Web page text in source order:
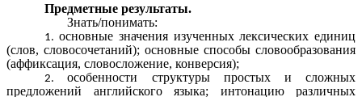
Предметные результаты.
Знать/понимать:
основные значения изученных лексических единиц
(слов, словосочетаний); основные способы словообразования
(аффиксация, словосложение, конверсия);
особенности структуры простых и сложных
предложений английского языка; интонацию различных